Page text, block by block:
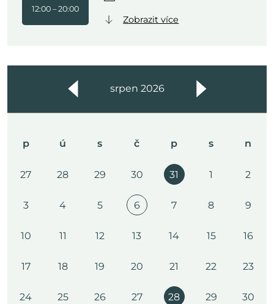
12:00 – 20:00
Zobrazit více
srpen 2026
p ú s č p s n
27 28 29 30 31 1 2
3 4 5 6 7 8 9
10 11 12 13 14 15 16
17 18 19 20 21 22 23
24 25 26 27 28 29 30